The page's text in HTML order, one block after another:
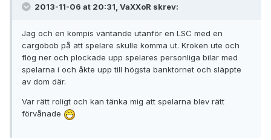
2013-11-06 at 20:31, VaXXoR skrev:
Jag och en kompis väntande utanför en LSC med en
cargobob på att spelare skulle komma ut. Kroken ute och
flög ner och plockade upp spelares personliga bilar med
spelarna i och åkte upp till högsta banktornet och släppte
av dom där.
Var rätt roligt och kan tänka mig att spelarna blev rätt
förvånade